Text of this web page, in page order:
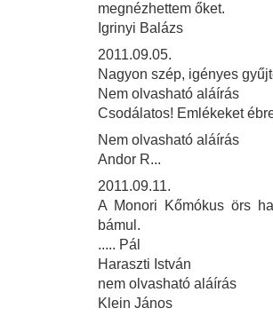
megnézhettem őket.
Igrinyi Balázs
2011.09.05.
Nagyon szép, igényes
Nem olvasható aláírás
Csodálatos! Emlékeket
Nem olvasható aláírás
Andor R...
2011.09.11.
A Monori Kőmókus örs
bámul.
..... Pál
Haraszti István
nem olvasható aláírás
Klein János